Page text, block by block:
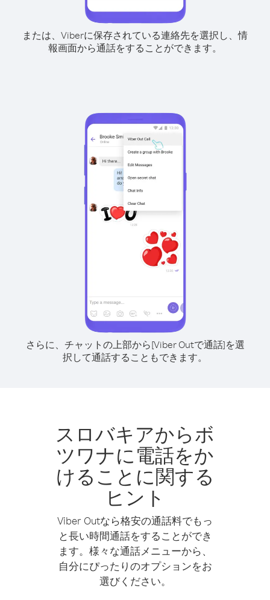
または、Viberに保存されている連絡先を選択し、情
報画面から通話をすることができます。
さらに、チャットの上部から[Viber Outで通話]を選
択して通話することもできます。
スロバキアからボ
ツワナに電話をか
けることに関する
ヒント
Viber Outなら格安の通話料でもっ
と長い時間通話をすることができ
ます。様々な通話メニューから、
自分にぴったりのオプションをお
選びください。